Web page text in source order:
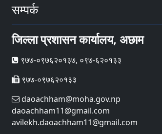
सम्पर्क
जिल्ला प्रशासन कार्यालय, अछाम
९७७-०९७६२०१३७, ०९७-६२०१३३
९७७-०९७६२०१३३
daoachham@moha.gov.np
daoachham11@gmail.com
avilekh.daoachham11@gmail.com